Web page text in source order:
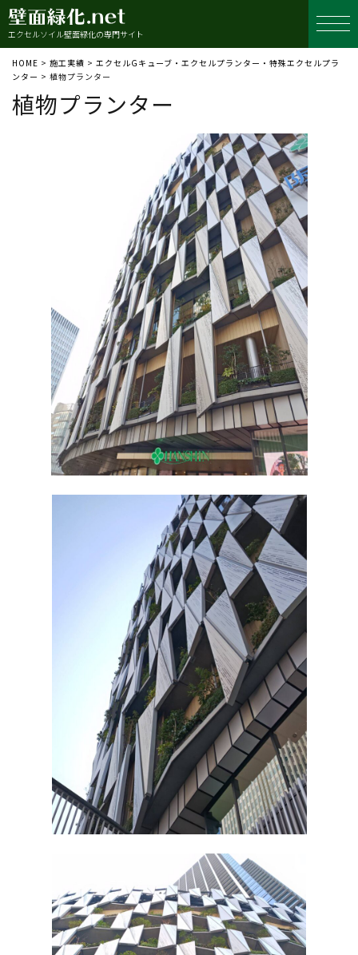
エクセルソイル壁面緑化の専門サイト
HOME > 施工実績 > エクセルGキューブ・エクセルプランター・特殊エクセルプラ
ンター > 植物プランター
植物プランター